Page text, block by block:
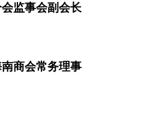
监事会副会长
商会常务理事